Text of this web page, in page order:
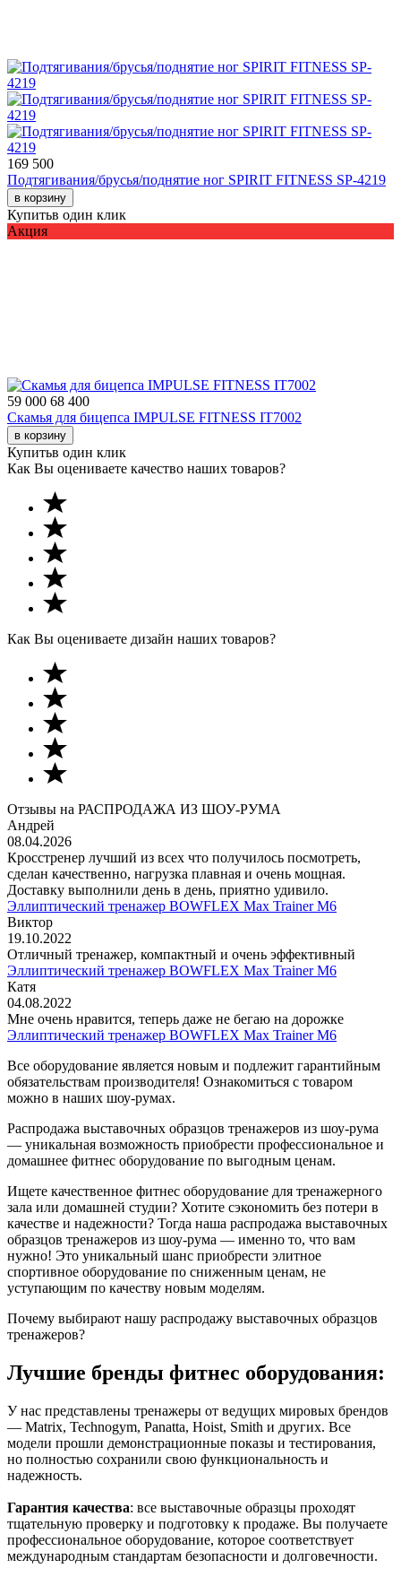
169 500
Подтягивания/брусья/поднятие ног SPIRIT FITNESS SP-4219
в корзину
Купитьв один клик
Акция
59 000 68 400
Скамья для бицепса IMPULSE FITNESS IT7002
в корзину
Купитьв один клик
Как Вы оцениваете качество наших товаров?
Как Вы оцениваете дизайн наших товаров?
Отзывы на РАСПРОДАЖА ИЗ ШОУ-РУМА
Андрей
08.04.2026
Кросстренер лучший из всех что получилось посмотреть,
сделан качественно, нагрузка плавная и очень мощная.
Доставку выполнили день в день, приятно удивило.
Эллиптический тренажер BOWFLEX Max Trainer M6
Виктор
19.10.2022
Отличный тренажер, компактный и очень эффективный
Эллиптический тренажер BOWFLEX Max Trainer M6
Катя
04.08.2022
Мне очень нравится, теперь даже не бегаю на дорожке
Эллиптический тренажер BOWFLEX Max Trainer M6
Все оборудование является новым и подлежит гарантийным
обязательствам производителя! Ознакомиться с товаром
можно в наших шоу-румах.
Распродажа выставочных образцов тренажеров из шоу-рума
— уникальная возможность приобрести профессиональное и
домашнее фитнес оборудование по выгодным ценам.
Ищете качественное фитнес оборудование для тренажерного
зала или домашней студии? Хотите сэкономить без потери в
качестве и надежности? Тогда наша распродажа выставочных
образцов тренажеров из шоу-рума — именно то, что вам
нужно! Это уникальный шанс приобрести элитное
спортивное оборудование по сниженным ценам, не
уступающим по качеству новым моделям.
Почему выбирают нашу распродажу выставочных образцов
тренажеров?
Лучшие бренды фитнес оборудования:
У нас представлены тренажеры от ведущих мировых брендов
— Matrix, Technogym, Panatta, Hoist, Smith и других. Все
модели прошли демонстрационные показы и тестирования,
но полностью сохранили свою функциональность и
надежность.
Гарантия качества: все выставочные образцы проходят
тщательную проверку и подготовку к продаже. Вы получаете
профессиональное оборудование, которое соответствует
международным стандартам безопасности и долговечности.